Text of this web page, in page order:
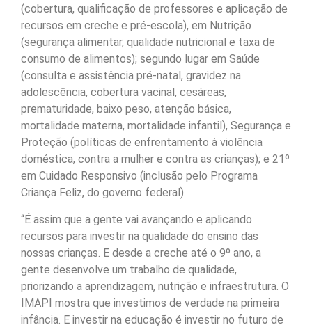
(cobertura, qualificação de professores e aplicação de
recursos em creche e pré-escola), em Nutrição
(segurança alimentar, qualidade nutricional e taxa de
consumo de alimentos); segundo lugar em Saúde
(consulta e assistência pré-natal, gravidez na
adolescência, cobertura vacinal, cesáreas,
prematuridade, baixo peso, atenção básica,
mortalidade materna, mortalidade infantil), Segurança e
Proteção (políticas de enfrentamento à violência
doméstica, contra a mulher e contra as crianças); e 21º
em Cuidado Responsivo (inclusão pelo Programa
Criança Feliz, do governo federal).
“É assim que a gente vai avançando e aplicando
recursos para investir na qualidade do ensino das
nossas crianças. E desde a creche até o 9º ano, a
gente desenvolve um trabalho de qualidade,
priorizando a aprendizagem, nutrição e infraestrutura. O
IMAPI mostra que investimos de verdade na primeira
infância. E investir na educação é investir no futuro de